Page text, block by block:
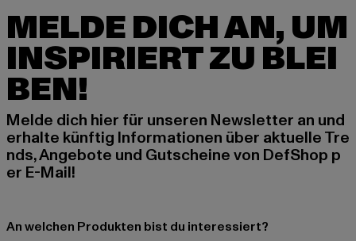
MELDE DICH AN, UM
INSPIRIERT ZU BLEI
BEN!
Melde dich hier für unseren Newsletter an und
erhalte künftig Informationen über aktuelle Tre
nds, Angebote und Gutscheine von DefShop p
er E-Mail!
An welchen Produkten bist du interessiert?